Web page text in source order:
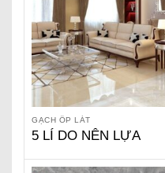
GẠCH ỐP LÁT
5 LÍ DO NÊN LỰA
VIGLACERA